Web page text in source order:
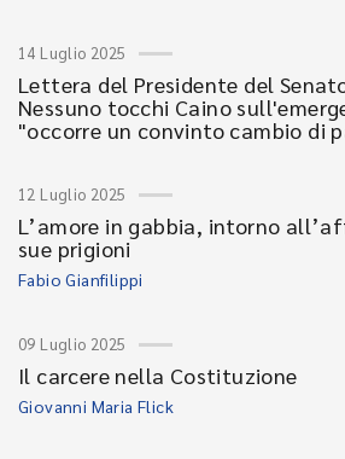
14 Luglio 2025
Lettera del Presidente del
Nessuno tocchi Caino
"occorre un convinto cambio di
12 Luglio 2025
L’amore in gabbia, intorno
sue prigioni
Fabio Gianfilippi
09 Luglio 2025
Il carcere nella Costituzione
Giovanni Maria Flick